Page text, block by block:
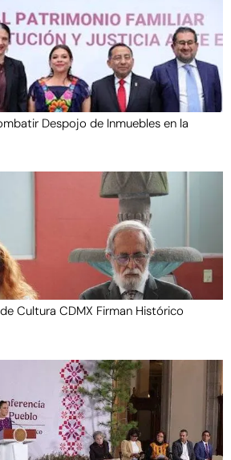
Despojo de Inmuebles en la
Cultura CDMX Firman Histórico